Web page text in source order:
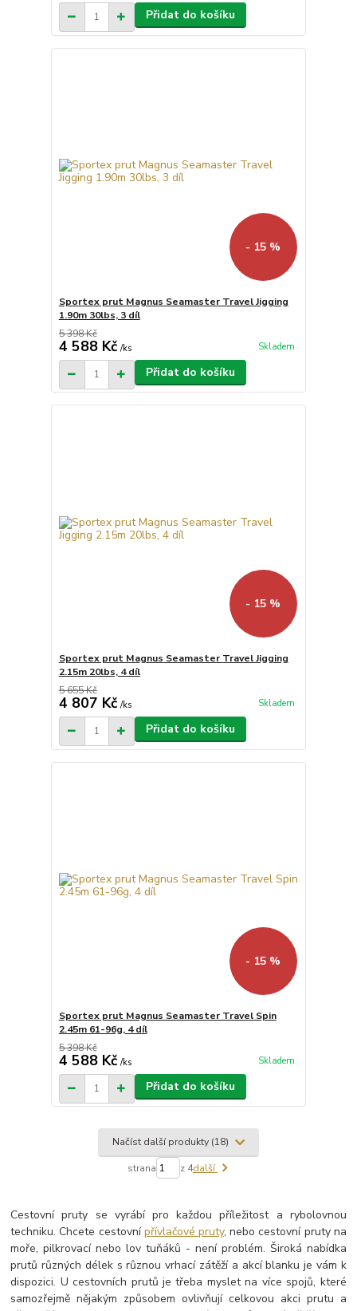
Přidat do košíku
- 15 %
Sportex prut Magnus Seamaster Travel Jigging
1.90m 30lbs, 3 díl
5 398 Kč
4 588 Kč /ks Skladem
Přidat do košíku
- 15 %
Sportex prut Magnus Seamaster Travel Jigging
2.15m 20lbs, 4 díl
5 655 Kč
4 807 Kč /ks Skladem
Přidat do košíku
- 15 %
Sportex prut Magnus Seamaster Travel Spin
2.45m 61-96g, 4 díl
5 398 Kč
4 588 Kč /ks Skladem
Přidat do košíku
Načíst další produkty (18)
strana z 4další
Cestovní pruty se vyrábí pro každou příležitost a rybolovnou
techniku. Chcete cestovnípřívlačové pruty, nebo cestovní pruty na
moře, pilkrovací nebo lov tuňáků - není problém. Široká nabídka
prutů různých délek s různou vrhací zátěží a akcí blanku je vám k
dispozici. U cestovních prutů je třeba myslet na více spojů, které
samozřejmě nějakým způsobem ovlivňují celkovou akci prutu a